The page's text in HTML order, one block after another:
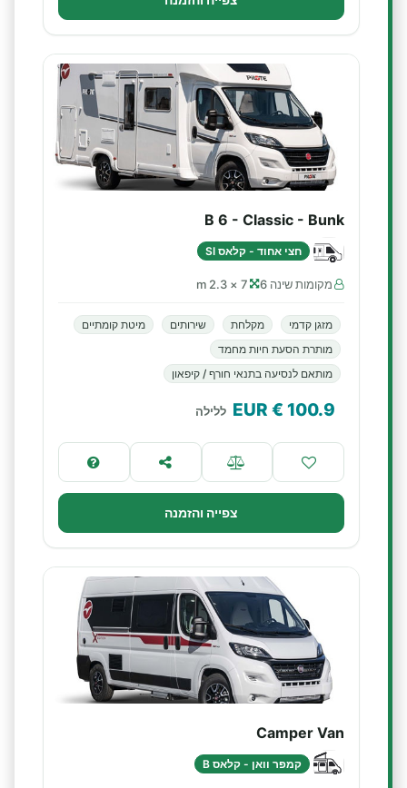
B 6 - Classic - Bunk
חצי אחוד - קלאס SI
מקומות שינה 6 7 × 2.3 m
מזגן קדמי מקלחת שירותים
מיטת קומתיים
מותרת הסעת חיות מחמד
מותאם לנסיעה בתנאי חורף / קיפאון
100.9
€ EUR ללילה
צפייה והזמנה
Camper Van
קמפר וואן - קלאס B